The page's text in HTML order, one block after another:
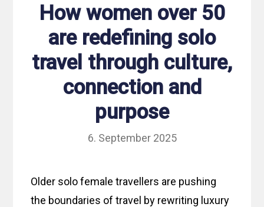
How women over 50
are redefining solo
travel through culture,
connection and
purpose
6. September 2025
Older solo female travellers are pushing
the boundaries of travel by rewriting luxury